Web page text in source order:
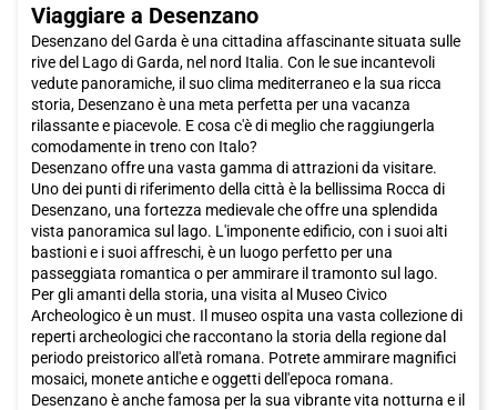
Viaggiare a Desenzano
Desenzano del Garda è una cittadina affascinante situata sulle
rive del Lago di Garda, nel nord Italia. Con le sue incantevoli
vedute panoramiche, il suo clima mediterraneo e la sua ricca
storia, Desenzano è una meta perfetta per una vacanza
rilassante e piacevole. E cosa c'è di meglio che raggiungerla
comodamente in treno con Italo?
Desenzano offre una vasta gamma di attrazioni da visitare.
Uno dei punti di riferimento della città è la bellissima Rocca di
Desenzano, una fortezza medievale che offre una splendida
vista panoramica sul lago. L'imponente edificio, con i suoi alti
bastioni e i suoi affreschi, è un luogo perfetto per una
passeggiata romantica o per ammirare il tramonto sul lago.
Per gli amanti della storia, una visita al Museo Civico
Archeologico è un must. Il museo ospita una vasta collezione di
reperti archeologici che raccontano la storia della regione dal
periodo preistorico all'età romana. Potrete ammirare magnifici
mosaici, monete antiche e oggetti dell'epoca romana.
Desenzano è anche famosa per la sua vibrante vita notturna e il